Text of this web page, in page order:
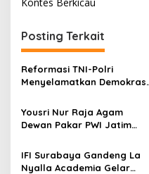
i
g
a
s
i
p
o
s
Posting Terkait
Reformasi TNI-Polri
Menyelamatkan Demokrasi
Otoritarianisme
Pemerintahan Prabowo
Yousri Nur Raja Agam
Dewan Pakar PWI Jatim
Terbentuknya PWI Kota
Surabaya
IFI Surabaya Gandeng La
Nyalla Academia Gelar